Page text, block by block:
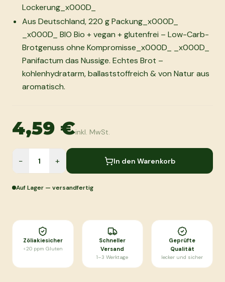
Lockerung_x000D_
Aus Deutschland, 220 g Packung_x000D_
_x000D_ BIO Bio + vegan + glutenfrei – Low-Carb-
Brotgenuss ohne Kompromisse_x000D_ _x000D_
Panifactum das Nussige. Echtes Brot –
kohlenhydratarm, ballaststoffreich & von Natur aus
aromatisch.
4,59 €inkl. MwSt.
− + In den Warenkorb
Auf Lager — versandfertig
Zöliakiesicher
<20 ppm Gluten
Schneller
Versand
1–3 Werktage
Geprüfte
Qualität
lecker und sicher